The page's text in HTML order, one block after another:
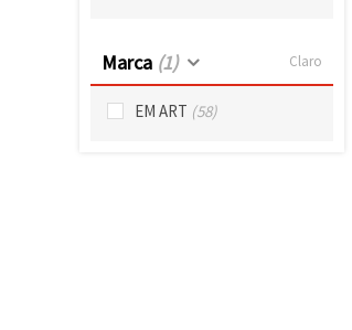
Marca (1) Claro
EM ART (58)